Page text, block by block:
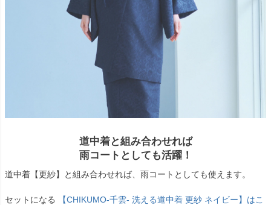
道中着と組み合わせれば
雨コートとしても活躍！
道中着【更紗】と組み合わせれば、雨コートとしても使えます。
セットになる
【CHIKUMO-千雲- 洗える道中着 更紗 ネイビー】はこ